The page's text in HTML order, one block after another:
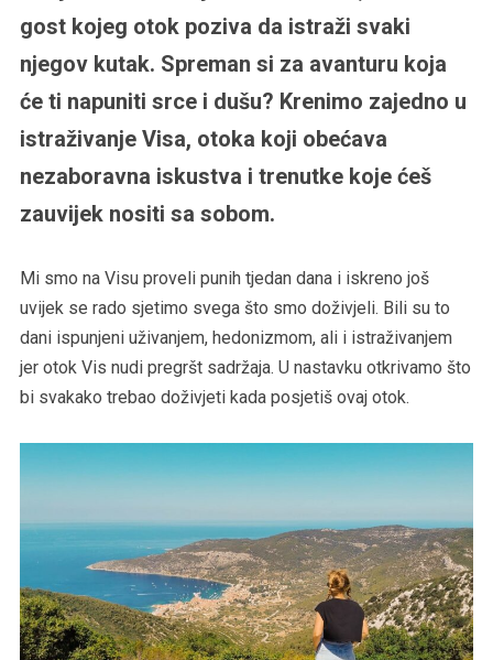
gost kojeg otok poziva da istraži svaki
njegov kutak. Spreman si za avanturu koja
će ti napuniti srce i dušu? Krenimo zajedno u
istraživanje Visa, otoka koji obećava
nezaboravna iskustva i trenutke koje ćeš
zauvijek nositi sa sobom.
Mi smo na Visu proveli punih tjedan dana i iskreno još
uvijek se rado sjetimo svega što smo doživjeli. Bili su to
dani ispunjeni uživanjem, hedonizmom, ali i istraživanjem
jer otok Vis nudi pregršt sadržaja. U nastavku otkrivamo što
bi svakako trebao doživjeti kada posjetiš ovaj otok.